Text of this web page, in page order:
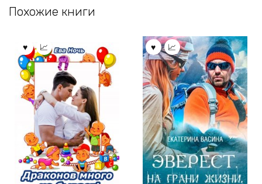
Похожие книги